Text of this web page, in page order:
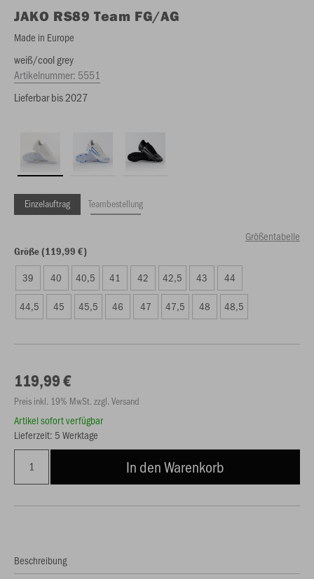
JAKO RS89 Team FG/AG
Made in Europe
weiß/cool grey
Artikelnummer: 5551
Lieferbar bis 2027
Einzelauftrag Teambestellung
Größentabelle
Größe (119,99 €)
39 40 40,5 41 42 42,5 43 44
44,5 45 45,5 46 47 47,5 48 48,5
119,99 €
Preis inkl. 19% MwSt. zzgl. Versand
Artikel sofort verfügbar
Lieferzeit: 5 Werktage
In den Warenkorb
Beschreibung